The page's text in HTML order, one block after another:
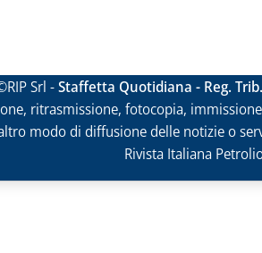
Srl -Staffetta Quotidiana - Reg.
ritrasmissione, fotocopia,
modo di diffusione delle notizie o
Rivista Italiana